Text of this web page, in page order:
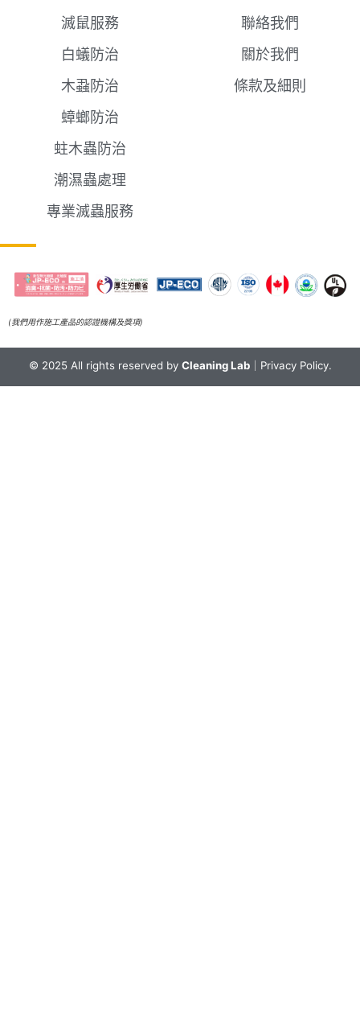
滅鼠服務
白蟻防治
木蝨防治
蟑螂防治
蛀木蟲防治
潮濕蟲處理
專業滅蟲服務
聯絡我們
關於我們
條款及細則
(我們用作施工產品的認證機構及獎項)
© 2025 All rights reserved by Cleaning Lab｜ Privacy Policy.